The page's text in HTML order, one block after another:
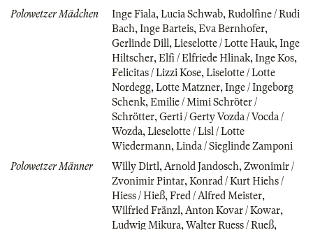
Polowetzer Mädchen
Inge Fiala, Lucia Schwab, Rudolfine / Rudi
Bach, Inge Barteis, Eva Bernhofer,
Gerlinde Dill , Lieselotte / Lotte Hauk, Inge
Hiltscher, Elfi / Elfriede Hlinak, Inge Kos,
Felicitas / Lizzi Kose, Liselotte / Lotte
Nordegg, Lotte Matzner, Inge / Ingeborg
Schenk, Emilie / Mimi Schröter /
Schrötter, Gerti / Gerty Vozda / Vocda /
Wozda, Lieselotte / Lisl / Lotte
Wiedermann, Linda / Sieglinde Zamponi
Polowetzer Männer
Willy Dirtl , Arnold Jandosch, Zwonimir /
Zvonimir Pintar, Konrad / Kurt Hiehs /
Hiess / Hieß, Fred / Alfred Meister,
Wilfried Fränzl , Anton Kovar / Kowar,
Ludwig Mikura, Walter Ruess / Rueß,